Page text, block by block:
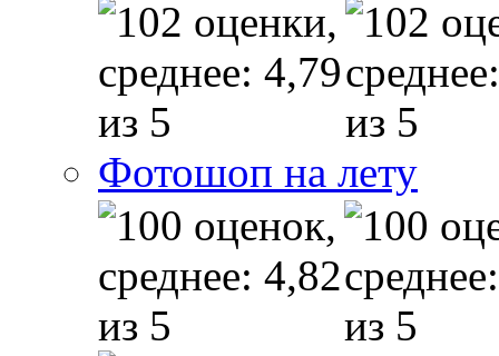
Фотошоп на лету